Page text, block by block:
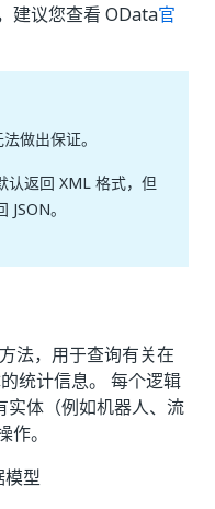
建议您查看 OData官
做出保证。
认返回 XML 格式，但
。
法，用于查询有关在
统计信息。 每个逻辑
实体（例如机器人、流
。
型